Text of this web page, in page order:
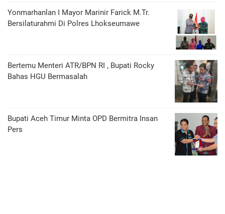
Yonmarhanlan I Mayor Marinir Farick M.Tr.
Bersilaturahmi Di Polres Lhokseumawe
Bertemu Menteri ATR/BPN RI , Bupati Rocky
Bahas HGU Bermasalah
Bupati Aceh Timur Minta OPD Bermitra Insan
Pers